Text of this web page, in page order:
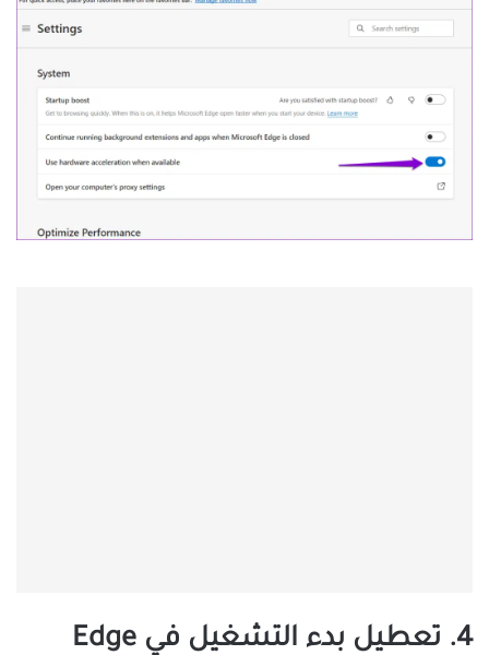
4. تعطيل بدء التشغيل في Edge